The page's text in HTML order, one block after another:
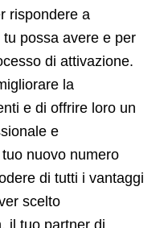
rispondere a
possa avere e per
di attivazione.
la
e di offrire loro un
e
nuovo numero
di tutti i vantaggi
scelto
il tuo partner di